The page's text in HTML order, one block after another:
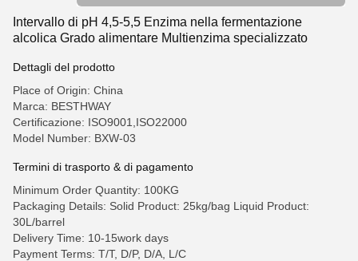
Intervallo di pH 4,5-5,5 Enzima nella fermentazione
alcolica Grado alimentare Multienzima specializzato
Dettagli del prodotto
Place of Origin: China
Marca: BESTHWAY
Certificazione: ISO9001,ISO22000
Model Number: BXW-03
Termini di trasporto & di pagamento
Minimum Order Quantity: 100KG
Packaging Details: Solid Product: 25kg/bag Liquid Product:
30L/barrel
Delivery Time: 10-15work days
Payment Terms: T/T, D/P, D/A, L/C